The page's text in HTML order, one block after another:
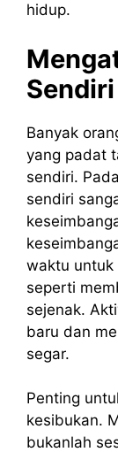
hidup.
Sendiri
Banyak
yang padat
sendiri.
sendiri
waktu untuk
seperti
sejenak.
baru dan
segar.
Penting
kesibukan.
bukanlah